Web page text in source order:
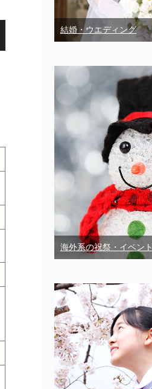
結婚・ウエディング
海外系の祝祭・イベント